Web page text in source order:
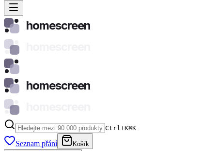
homescreen
homescreen
Ctrl+K⌘K
Seznam přání Košík